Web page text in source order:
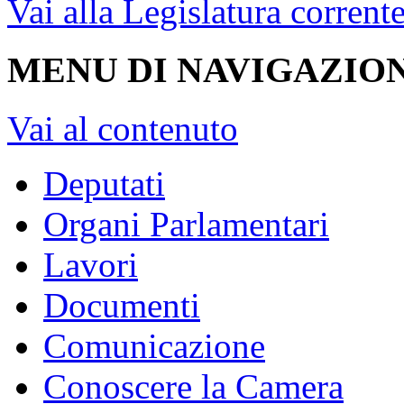
Vai alla Legislatura
MENU DI
Vai al contenuto
Deputati
Organi Parlamentari
Lavori
Documenti
Comunicazione
Conoscere la Camera